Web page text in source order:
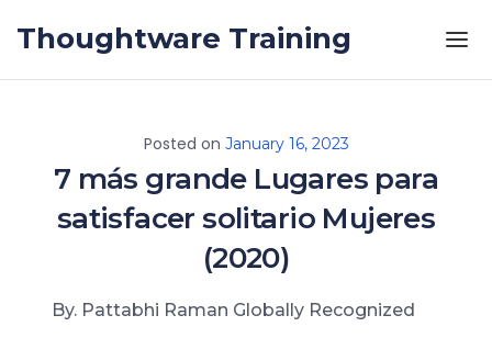
Thoughtware Training
Posted on January 16, 2023
7 más grande Lugares para
satisfacer solitario Mujeres
(2020)
By. Pattabhi Raman Globally Recognized